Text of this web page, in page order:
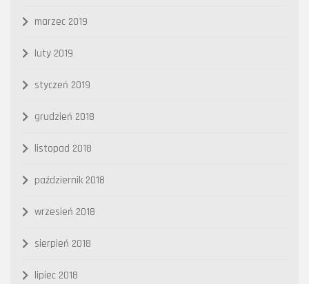
marzec 2019
luty 2019
styczeń 2019
grudzień 2018
listopad 2018
październik 2018
wrzesień 2018
sierpień 2018
lipiec 2018